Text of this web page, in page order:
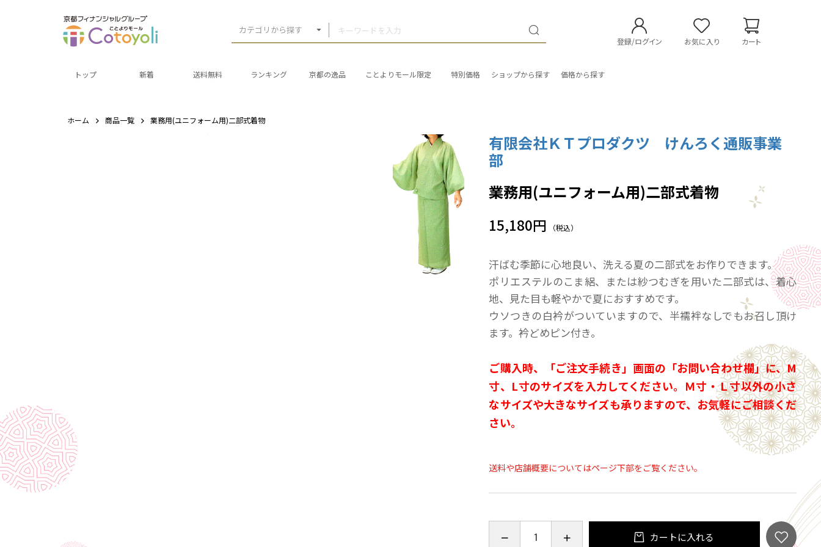
カテゴリから探す
登録/ログイン お気に入り カート
トップ 新着 送料無料 ランキング 京都の逸品 ことよりモール限定 特別価格 ショップから探す 価格から探す
ホーム 商品一覧 業務用(ユニフォーム用)二部式着物
有限会社ＫＴプロダクツ けんろく通販事業
部
業務用(ユニフォーム用)二部式着物
15,180円 （税込）
汗ばむ季節に心地良い、洗える夏の二部式をお作りできます。
ポリエステルのこま絽、または紗つむぎを用いた二部式は、着心
地、見た目も軽やかで夏におすすめです。
ウソつきの白衿がついていますので、半襦袢なしでもお召し頂け
ます。衿どめピン付き。
ご購入時、「ご注文手続き」画面の「お問い合わせ欄」に、M
寸、L寸のサイズを入力してください。Ｍ寸・Ｌ寸以外の小さ
なサイズや大きなサイズも承りますので、お気軽にご相談くだ
さい。
送料や店舗概要についてはページ下部をご覧ください。
カートに入れる